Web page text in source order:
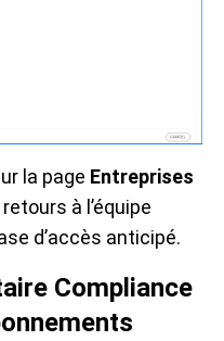
la page Entreprises
à l’équipe
d’accès anticipé.
Compliance